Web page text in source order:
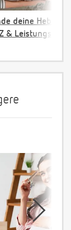
deine
&